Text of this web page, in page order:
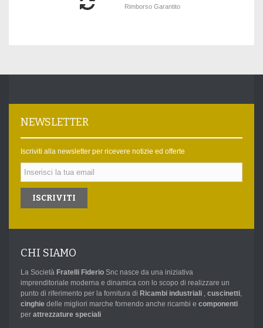
Rimborso Garantito
NEWSLETTER
Iscriviti alla newsletter per ricevere notizie ed offerte
ISCRIVITI
CHI SIAMO
La Società Fratelli Fiderio Snc nasce da una iniziativa
imprenditoriale moderna e dinamica con lo scopo di realizzare un
punto di riferimento per la fornitura di Ricambi industriali cuscinetti
cinghie delle migliori marche fornendo anche ricambi e componenti
per attrezzature speciali